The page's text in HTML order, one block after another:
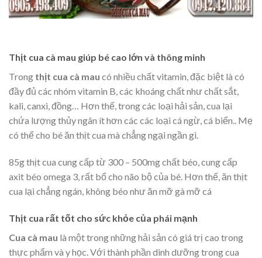
Thịt cua cà mau giúp bé cao lớn và thông minh
Trong thịt cua cà mau có nhiều chất vitamin, đặc biệt là có
đầy đủ các nhóm vitamin B, các khoáng chất như chất sắt,
kali, canxi, đồng… Hơn thế, trong các loại hải sản, cua lại
chứa lượng thủy ngân ít hơn các các loại cá ngừ, cá biển.. Mẹ
có thể cho bé ăn thịt cua mà chẳng ngại ngần gì.
85g thịt cua cung cấp từ 300 – 500mg chất béo, cung cấp
axit béo omega 3, rất bổ cho não bộ của bé. Hơn thế, ăn thịt
cua lại chẳng ngán, không béo như ăn mỡ gà mỡ cá
Thịt cua rất tốt cho sức khỏe của phái mạnh
Cua cà mau là một trong những hải sản có giá trị cao trong
thực phẩm và y học. Với thành phần dinh dưỡng trong cua